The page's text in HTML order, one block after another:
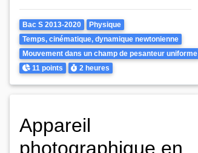
Theme
Bac S 2013-2020
Physique
Temps, cinématique, dynamique newtonienne
Mouvement dans un champ de pesanteur uniforme
Points
11 points Durée
2 heures
Appareil
photographique en